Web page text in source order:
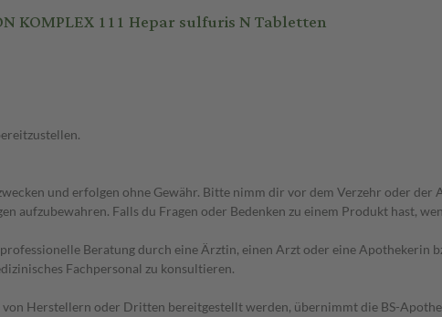
KOMPLEX 111 Hepar sulfuris N Tabletten
und erfolgen ohne Gewähr. Bitte nimm dir vor dem Verzehr oder
aufzubewahren. Falls du Fragen oder Bedenken zu einem Produkt hast,
Beratung durch eine Ärztin, einen Arzt oder eine Apothekerin
Fachpersonal zu konsultieren.
Herstellern oder Dritten bereitgestellt werden, übernimmt die BS-